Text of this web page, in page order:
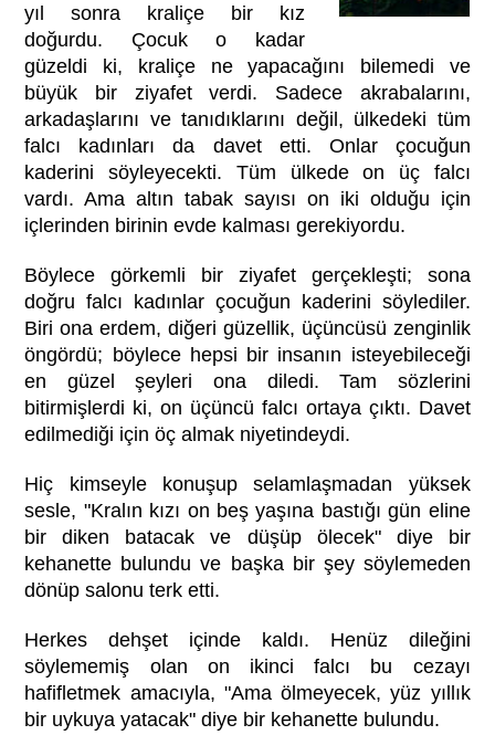
yıl sonra kraliçe bir kız
doğurdu. Çocuk o kadar
güzeldi ki, kraliçe ne yapacağını bilemedi ve
büyük bir ziyafet verdi. Sadece akrabalarını,
arkadaşlarını ve tanıdıklarını değil, ülkedeki tüm
falcı kadınları da davet etti. Onlar çocuğun
kaderini söyleyecekti. Tüm ülkede on üç falcı
vardı. Ama altın tabak sayısı on iki olduğu için
içlerinden birinin evde kalması gerekiyordu.
Böylece görkemli bir ziyafet gerçekleşti; sona
doğru falcı kadınlar çocuğun kaderini söylediler.
Biri ona erdem, diğeri güzellik, üçüncüsü zenginlik
öngördü; böylece hepsi bir insanın isteyebileceği
en güzel şeyleri ona diledi. Tam sözlerini
bitirmişlerdi ki, on üçüncü falcı ortaya çıktı. Davet
edilmediği için öç almak niyetindeydi.
Hiç kimseyle konuşup selamlaşmadan yüksek
sesle, "Kralın kızı on beş yaşına bastığı gün eline
bir diken batacak ve düşüp ölecek" diye bir
kehanette bulundu ve başka bir şey söylemeden
dönüp salonu terk etti.
Herkes dehşet içinde kaldı. Henüz dileğini
söylememiş olan on ikinci falcı bu cezayı
hafifletmek amacıyla, "Ama ölmeyecek, yüz yıllık
bir uykuya yatacak" diye bir kehanette bulundu.